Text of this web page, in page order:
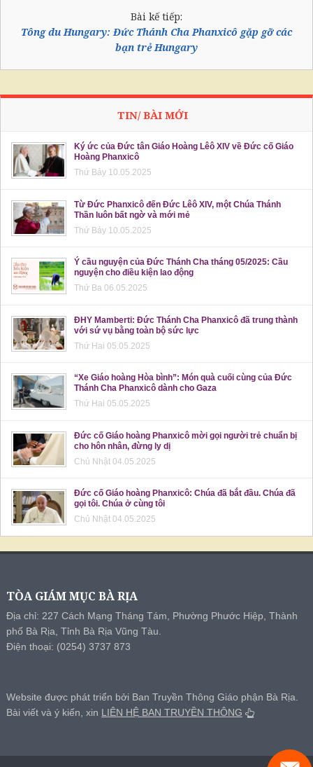
Bài kế tiếp:
Tông du Hungary: Đức Thánh Cha Phanxicô gặp gỡ các
bạn trẻ Hungary
TIN/ BÀI MỚI
Ký ức của Đức tân Giáo Hoàng Lêô XIV về Đức cố Giáo
Hoàng Phanxicô
Thứ Bảy 10.05.2025
Từ Đức Phanxicô đến Đức Lêô XIV, một Chúa Thánh
Thần luôn bất ngờ và mới mẻ
Thứ Bảy 10.05.2025
Ý cầu nguyện của Đức Thánh Cha tháng 05/2025: Cầu
nguyện cho điều kiện lao động
Thứ Ba 06.05.2025
ĐHY Mamberti: Đức Thánh Cha Phanxicô đã trung thành
với sứ vụ bằng toàn bộ sức lực
Thứ Hai 05.05.2025
“Xe Giáo hoàng Hòa bình”: Món quà cuối cùng của Đức
Thánh Cha Phanxicô dành cho Gaza
Thứ Hai 05.05.2025
Đức cố Giáo hoàng Phanxicô mời gọi người trẻ chuẩn bị
cho hôn nhân, đừng ly dị
Chủ Nhật 04.05.2025
Đức cố Giáo hoàng Phanxicô: Chúa đã bắt đầu. Chúa đã
gọi tôi. Chúa ở cùng tôi
Chủ Nhật 04.05.2025
TÒA GIÁM MỤC BÀ RỊA
Địa chỉ: 227 Cách Mạng Tháng Tám, Phường Phước Hiệp, Thành
phố Bà Rịa, Tỉnh Bà Rịa Vũng Tàu.
Điện thoại: (0254) 3737 873
Website được phát triển bởi Ban Truyền Thông Giáo phận Bà Rịa.
Bài viết và ý kiến, xin LIÊN HỆ BAN TRUYỀN THÔNG